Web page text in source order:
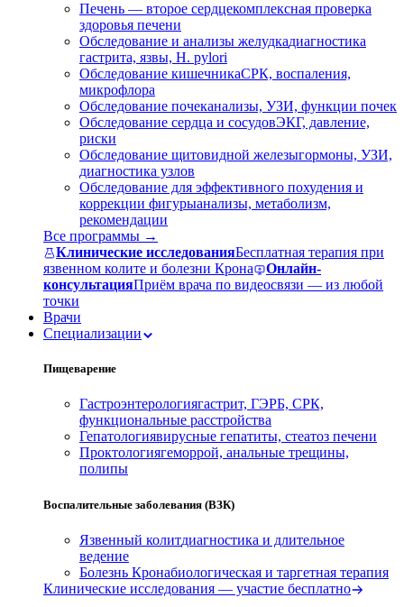
Печень — второе сердцекомплексная проверка
здоровья печени
Обследование и анализы желудкадиагностика
гастрита, язвы, H. pylori
Обследование кишечникаСРК, воспаления,
микрофлора
Обследование почеканализы, УЗИ, функции почек
Обследование сердца и сосудовЭКГ, давление,
риски
Обследование щитовидной железыгормоны, УЗИ,
диагностика узлов
Обследование для эффективного похудения и
коррекции фигурыанализы, метаболизм,
рекомендации
Все программы →
Клинические исследованияБесплатная терапия при
язвенном колите и болезни Крона
Онлайн-
консультацияПриём врача по видеосвязи — из любой
точки
Врачи
Специализации
Пищеварение
Гастроэнтерологиягастрит, ГЭРБ, СРК,
функциональные расстройства
Гепатологиявирусные гепатиты, стеатоз печени
Проктологиягеморрой, анальные трещины,
полипы
Воспалительные заболевания (ВЗК)
Язвенный колитдиагностика и длительное
ведение
Болезнь Кронабиологическая и таргетная терапия
Клинические исследования — участие бесплатно